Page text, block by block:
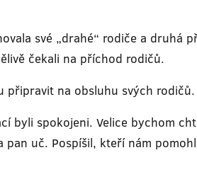
své „drahé“ rodiče a druhá
čekali na příchod rodičů.
připravit na obsluhu svých rodičů.
byli spokojeni. Velice bychom
pan uč. Pospíšil, kteří nám